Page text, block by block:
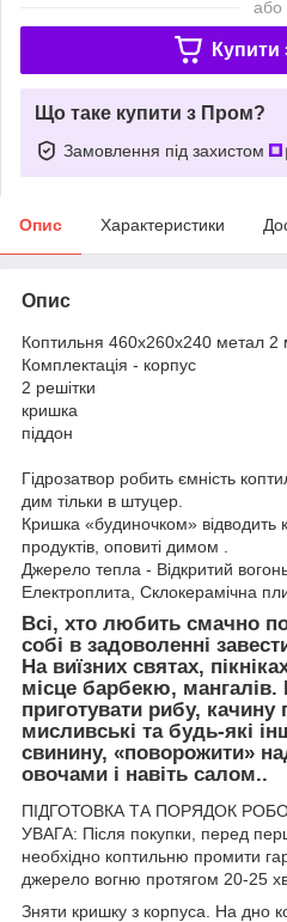
або
Купити
Що таке купити з Пром?
Замовлення під захистом
Опис Характеристики
Опис
Коптильня 460х260х240 метал 2
Комплектація - корпус
2 решітки
кришка
піддон
Гідрозатвор робить ємність
дим тільки в штуцер.
Кришка «будиночком» відводить
продуктів, оповиті димом .
Джерело тепла - Відкритий
Електроплита, Склокерамічна
Всі, хто любить смачно
собі в задоволенні
На виїзних святах,
місце барбекю,
приготувати рибу, качину
мисливські та будь-які
свинину, «поворожити»
овочами і навіть салом..
ПІДГОТОВКА ТА ПОРЯДОК
УВАГА: Після покупки, перед
необхідно коптильню промити
джерело вогню протягом 20-25
Зняти кришку з корпуса. На дно